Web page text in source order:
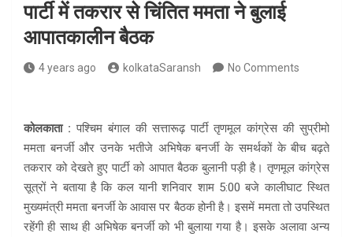
पार्टी में तकरार से चिंतित ममता ने बुलाई
आपातकालीन बैठक
4 years ago kolkataSaransh No Comments
कोलकाता : पश्चिम बंगाल की सत्तारूढ़ पार्टी तृणमूल कांग्रेस की सुप्रीमो
ममता बनर्जी और उनके भतीजे अभिषेक बनर्जी के समर्थकों के बीच बढ़ते
तकरार को देखते हुए पार्टी को आपात बैठक बुलानी पड़ी है। तृणमूल कांग्रेस
सूत्रों ने बताया है कि कल यानी शनिवार शाम 5:00 बजे कालीघाट स्थित
मुख्यमंत्री ममता बनर्जी के आवास पर बैठक होनी है। इसमें ममता तो उपस्थित
रहेंगी ही साथ ही अभिषेक बनर्जी को भी बुलाया गया है। इसके अलावा अन्य